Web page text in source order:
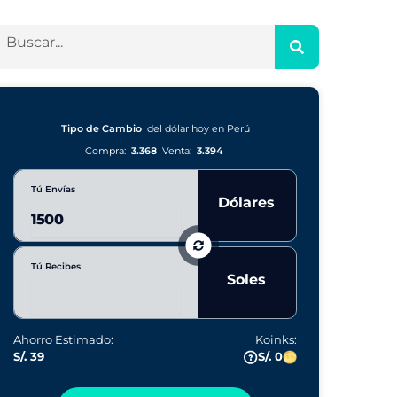
Tipo de Cambio del dólar hoy en Perú
Compra: 3.368 Venta: 3.394
Tú Envías
Dólares
Tú Recibes
Soles
Ahorro Estimado:
S/. 39
Koinks:
S/. 0